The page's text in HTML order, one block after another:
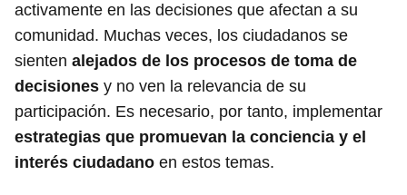
activamente en las decisiones que afectan a su
comunidad. Muchas veces, los ciudadanos se
sienten alejados de los procesos de toma de
decisiones y no ven la relevancia de su
participación. Es necesario, por tanto, implementar
estrategias que promuevan la conciencia y el
interés ciudadano en estos temas.